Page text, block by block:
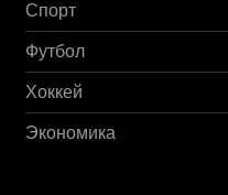
Спорт
Футбол
Хоккей
Экономика